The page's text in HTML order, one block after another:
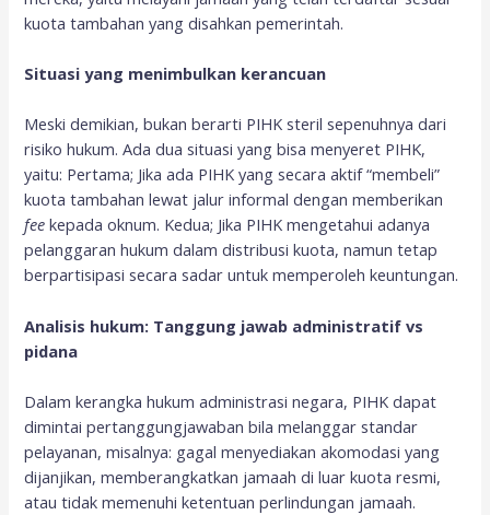
kuota tambahan yang disahkan pemerintah.
Situasi yang menimbulkan kerancuan
Meski demikian, bukan berarti PIHK steril sepenuhnya dari
risiko hukum. Ada dua situasi yang bisa menyeret PIHK,
yaitu: Pertama; Jika ada PIHK yang secara aktif “membeli”
kuota tambahan lewat jalur informal dengan memberikan
feekepada oknum. Kedua; Jika PIHK mengetahui adanya
pelanggaran hukum dalam distribusi kuota, namun tetap
berpartisipasi secara sadar untuk memperoleh keuntungan.
Analisis hukum: Tanggung jawab administratif vs
pidana
Dalam kerangka hukum administrasi negara, PIHK dapat
dimintai pertanggungjawaban bila melanggar standar
pelayanan, misalnya: gagal menyediakan akomodasi yang
dijanjikan, memberangkatkan jamaah di luar kuota resmi,
atau tidak memenuhi ketentuan perlindungan jamaah.